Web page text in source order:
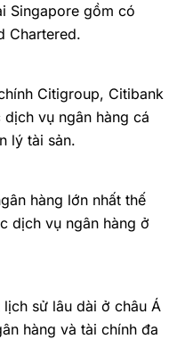
Singapore gồm có
Chartered.
Citigroup, Citibank
vụ ngân hàng cá
lý tài sản.
hàng lớn nhất thế
dịch vụ ngân hàng ở
sử lâu dài ở châu Á
hàng và tài chính đa